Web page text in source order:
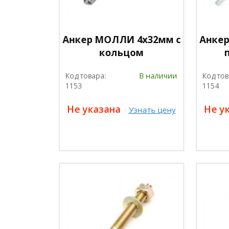
Анкер МОЛЛИ 4х32мм с
кольцом
Код товара:
1153
В наличии
Не указана Узнать цену
Код
1154
Не